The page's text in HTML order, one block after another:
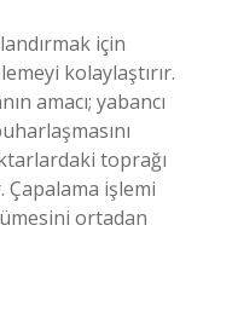
için
kolaylaştırır.
amacı; yabancı
toprağı
Çapalama işlemi
ortadan